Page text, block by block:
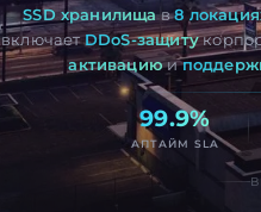
SSD хранилищав8
включаетDDoS-защиту
активациюи
99.9%
АПТАЙМ SLA